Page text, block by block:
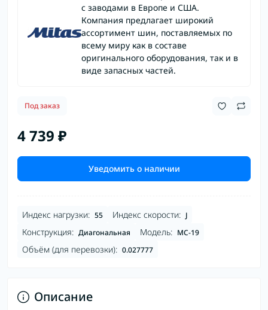
с заводами в Европе и США.
Компания предлагает широкий
ассортимент шин, поставляемых по
всему миру как в составе
оригинального оборудования, так и в
виде запасных частей.
Под заказ
4 739 ₽
Уведомить о наличии
Индекс нагрузки: 55 Индекс скорости: J
Конструкция: Диагональная Модель: MC-19
Объём (для перевозки): 0.027777
Описание